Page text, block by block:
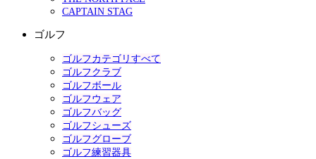
CAPTAIN STAG
ゴルフ
ゴルフカテゴリすべて
ゴルフクラブ
ゴルフボール
ゴルフウェア
ゴルフバッグ
ゴルフシューズ
ゴルフグローブ
ゴルフ練習器具